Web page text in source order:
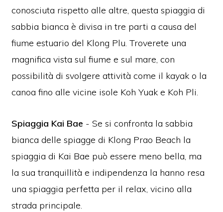
conosciuta rispetto alle altre, questa spiaggia di
sabbia bianca è divisa in tre parti a causa del
fiume estuario del Klong Plu. Troverete una
magnifica vista sul fiume e sul mare, con
possibilità di svolgere attività come il kayak o la
canoa fino alle vicine isole Koh Yuak e Koh Pli.
Spiaggia Kai Bae - Se si confronta la sabbia
bianca delle spiagge di Klong Prao Beach la
spiaggia di Kai Bae può essere meno bella, ma
la sua tranquillità e indipendenza la hanno resa
una spiaggia perfetta per il relax, vicino alla
strada principale.